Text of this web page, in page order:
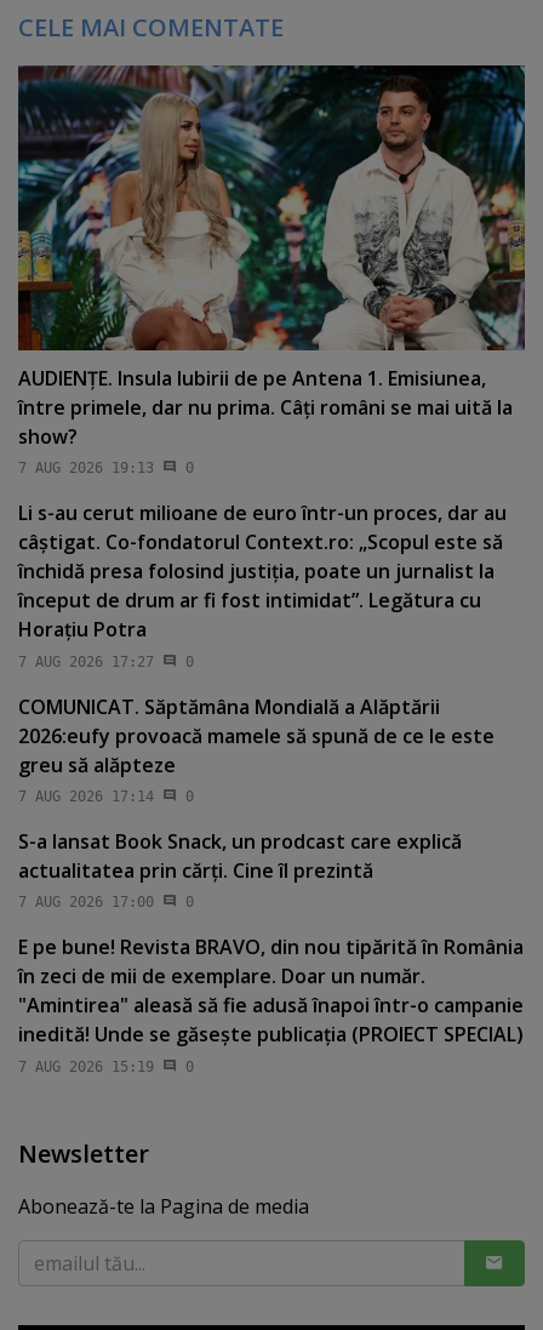
CELE MAI COMENTATE
AUDIENŢE. Insula Iubirii de pe Antena 1. Emisiunea,
între primele, dar nu prima. Câţi români se mai uită la
show?
7 AUG 2026 19:13 0
Li s-au cerut milioane de euro într-un proces, dar au
câştigat. Co-fondatorul Context.ro: „Scopul este să
închidă presa folosind justiţia, poate un jurnalist la
început de drum ar fi fost intimidat”. Legătura cu
Horaţiu Potra
7 AUG 2026 17:27 0
COMUNICAT. Săptămâna Mondială a Alăptării
2026:eufy provoacă mamele să spună de ce le este
greu să alăpteze
7 AUG 2026 17:14 0
S-a lansat Book Snack, un prodcast care explică
actualitatea prin cărţi. Cine îl prezintă
7 AUG 2026 17:00 0
E pe bune! Revista BRAVO, din nou tipărită în România
în zeci de mii de exemplare. Doar un număr.
"Amintirea" aleasă să fie adusă înapoi într-o campanie
inedită! Unde se găseşte publicaţia (PROIECT SPECIAL)
7 AUG 2026 15:19 0
Newsletter
Abonează-te la Pagina de media